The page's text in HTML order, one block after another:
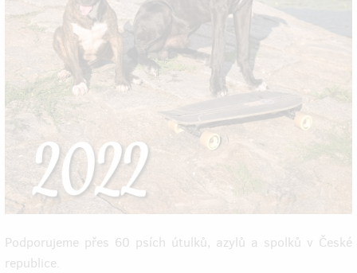
Podporujeme přes 60 psích útulků, azylů a spolků v České
republice.